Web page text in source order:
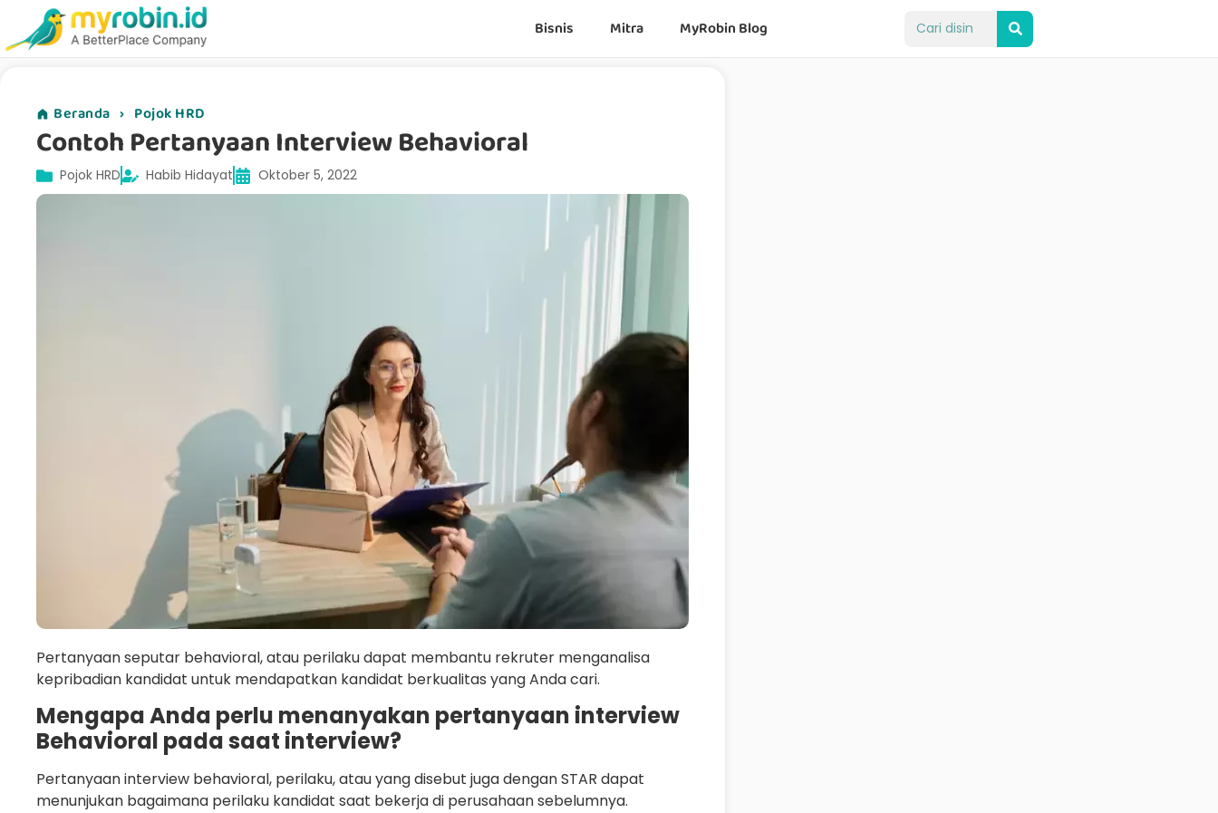
Bisnis Mitra MyRobin Blog
Beranda › Pojok HRD
Contoh Pertanyaan Interview Behavioral
Pojok HRD Habib Hidayat Oktober 5, 2022
Pertanyaan seputar behavioral, atau perilaku dapat membantu rekruter menganalisa
kepribadian kandidat untuk mendapatkan kandidat berkualitas yang Anda cari.
Mengapa Anda perlu menanyakan pertanyaan interview
Behavioral pada saat interview?
Pertanyaan interview behavioral, perilaku, atau yang disebut juga dengan STAR dapat
menunjukan bagaimana perilaku kandidat saat bekerja di perusahaan sebelumnya.